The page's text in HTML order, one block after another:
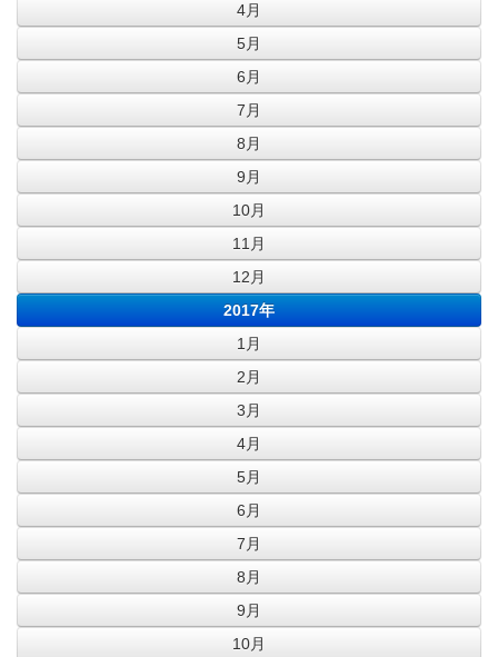
4月
5月
6月
7月
8月
9月
10月
11月
12月
2017年
1月
2月
3月
4月
5月
6月
7月
8月
9月
10月